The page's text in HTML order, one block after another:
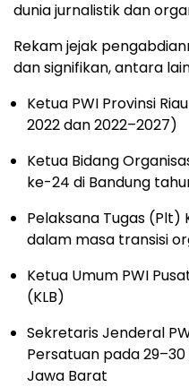
dunia jurnalistik dan
Rekam jejak
dan signifikan, antara
Ketua PWI Provinsi
2022 dan 2022–2027)
Ketua Bidang
ke-24 di Bandung
Pelaksana Tugas (Plt)
dalam masa transisi
Ketua Umum PWI
(KLB)
Sekretaris Jenderal
Persatuan pada
Jawa Barat